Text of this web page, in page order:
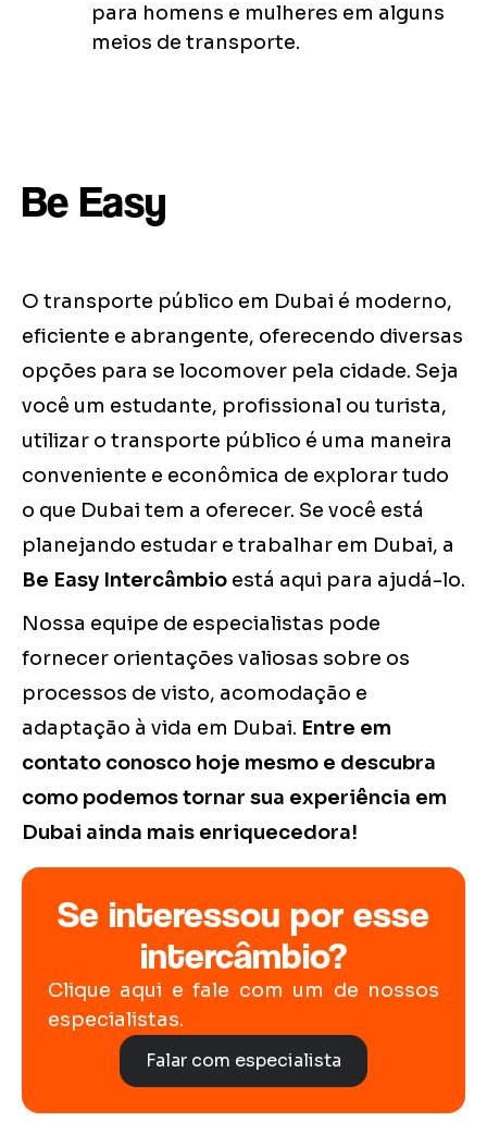
para homens e mulheres em alguns
meios de transporte.
Be Easy
O transporte público em Dubai é moderno,
eficiente e abrangente, oferecendo diversas
opções para se locomover pela cidade. Seja
você um estudante, profissional ou turista,
utilizar o transporte público é uma maneira
conveniente e econômica de explorar tudo
o que Dubai tem a oferecer. Se você está
planejando estudar e trabalhar em Dubai, a
Be Easy Intercâmbio está aqui para ajudá-lo.
Nossa equipe de especialistas pode
fornecer orientações valiosas sobre os
processos de visto, acomodação e
adaptação à vida em Dubai. Entre em
contato conosco hoje mesmo e descubra
como podemos tornar sua experiência em
Dubai ainda mais enriquecedora!
Se interessou por esse
intercâmbio?
Clique aqui e fale com um de nossos
especialistas.
Falar com especialista